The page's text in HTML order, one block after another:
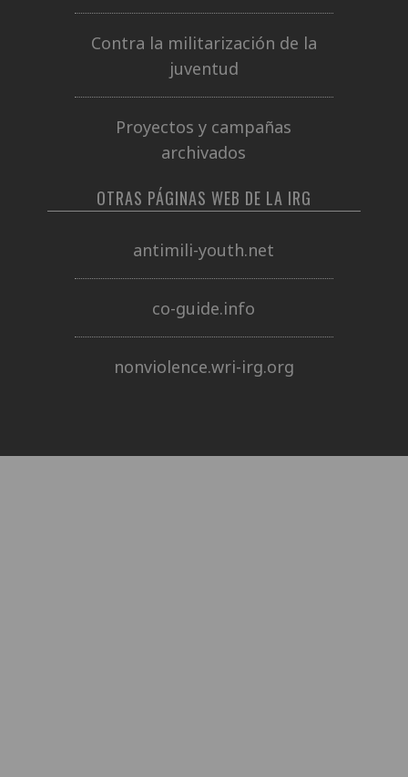
Contra la militarización de la
juventud
Proyectos y campañas
archivados
OTRAS PÁGINAS WEB DE LA IRG
antimili-youth.net
co-guide.info
nonviolence.wri-irg.org